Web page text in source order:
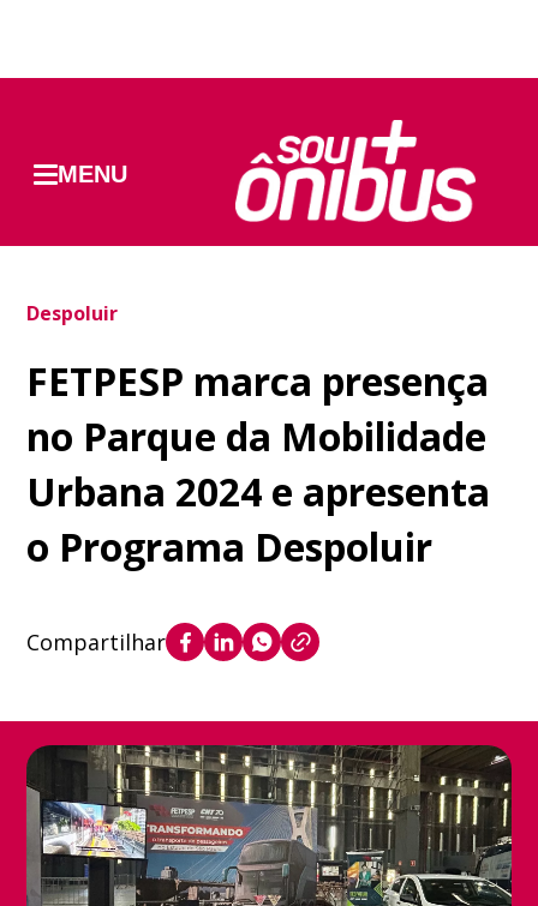
MENU
Despoluir
FETPESP marca presença
no Parque da Mobilidade
Urbana 2024 e apresenta
o Programa Despoluir
Compartilhar